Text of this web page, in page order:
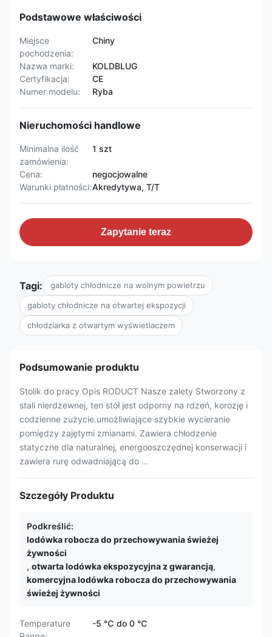
Podstawowe właściwości
Miejsce
pochodzenia:
Chiny
Nazwa marki:
KOLDBLUG
Certyfikacja:
CE
Numer modelu:
Ryba
Nieruchomości handlowe
Minimalna ilość
zamówienia:
1 szt
Cena:
negocjowalne
Warunki płatności:Akredytywa, T/T
Zapytanie teraz
Tagi: gabloty chłodnicze na wolnym powietrzu
gabloty chłodnicze na otwartej ekspozycji
chłodziarka z otwartym wyświetlaczem
Podsumowanie produktu
Stolik do pracy Opis RODUCT Nasze zalety Stworzony z
stali nierdzewnej, ten stół jest odporny na rdzeń, korozję i
codzienne zużycie.umożliwiające szybkie wycieranie
pomiędzy zajętymi zmianami. Zawiera chłodzenie
statyczne dla naturalnej, energooszczędnej konserwacji i
zawiera rurę odwadniającą do ...
Szczegóły Produktu
Podkreślić:
lodówka robocza do przechowywania świeżej
żywności
, otwarta lodówka ekspozycyjna z gwarancją,
komercyjna lodówka robocza do przechowywania
świeżej żywności
Temperature
-5 ℃ do 0 ℃